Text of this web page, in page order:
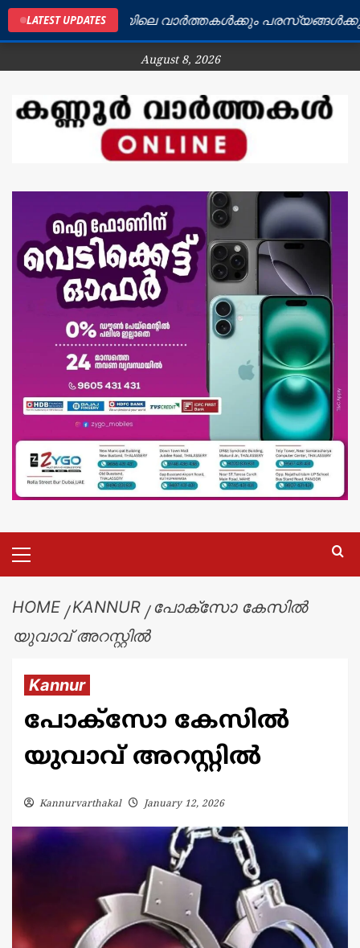
LATEST UPDATES
കണ്ണൂർ ജില്ലയിലെ വാർത്തകൾക്കും പരസ്യങ്ങൾക്കും
August 8, 2026
HOME KANNUR
പോക്സോ കേസിൽ
യുവാവ് അറസ്റ്റിൽ
Kannur
പോക്സോ കേസിൽ
യുവാവ് അറസ്റ്റിൽ
Kannurvarthakal January 12, 2026